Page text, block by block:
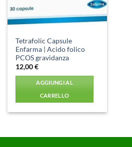
Tetrafolic Capsule
Enfarma | Acido folico
PCOS gravidanza
12,00€
AGGIUNGI AL
CARRELLO